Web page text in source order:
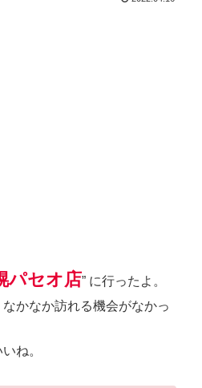
パセオ店” に行ったよ。
かなか訪れる機会がなかっ
ね。